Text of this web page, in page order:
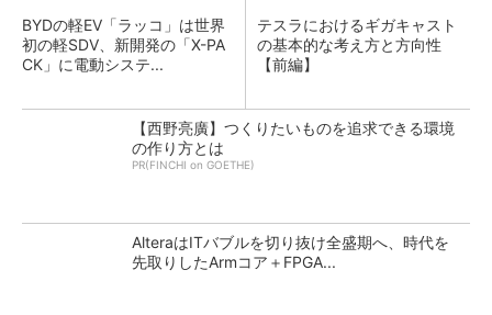
BYDの軽EV「ラッコ」は世界
初の軽SDV、新開発の「X-PA
CK」に電動システ...
テスラにおけるギガキャスト
の基本的な考え方と方向性
【前編】
【西野亮廣】つくりたいものを追求できる環境
の作り方とは
PR(FINCHI on GOETHE)
AlteraはITバブルを切り抜け全盛期へ、時代を
先取りしたArmコア＋FPGA...